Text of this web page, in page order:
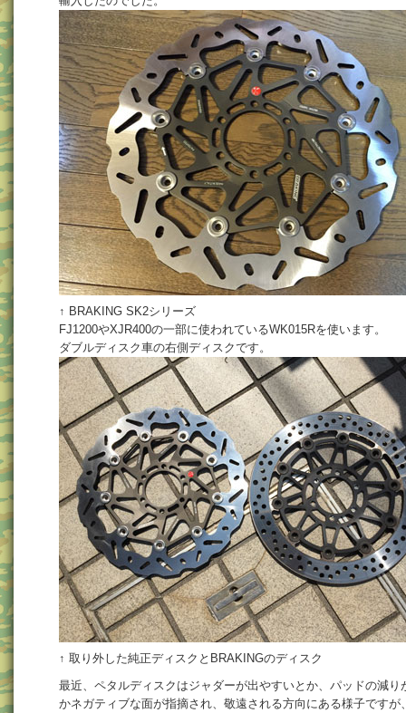
↑ BRAKING SK2シリーズ
FJ1200やXJR400の一部に使われているWK015Rを使います。
ダブルディスク車の右側ディスクです。
↑ 取り外した純正ディスクとBRAKINGのディスク
最近、ペタルディスクはジャダーが出やすいとか、パッドの減り
かネガティブな面が指摘され、敬遠される方向にある様子ですが